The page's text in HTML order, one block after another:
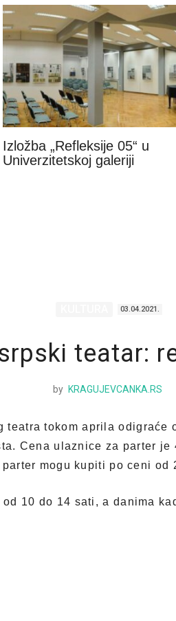
Izložba „Refleksije 05“ u
Univerzitetskoj galeriji
03.04.2021.
teatar:
by KRAGUJEVCANKA.RS
teatra tokom aprila odigraće
Cena ulaznice za parter
mogu kupiti po ceni od
10 do 14 sati, a danima